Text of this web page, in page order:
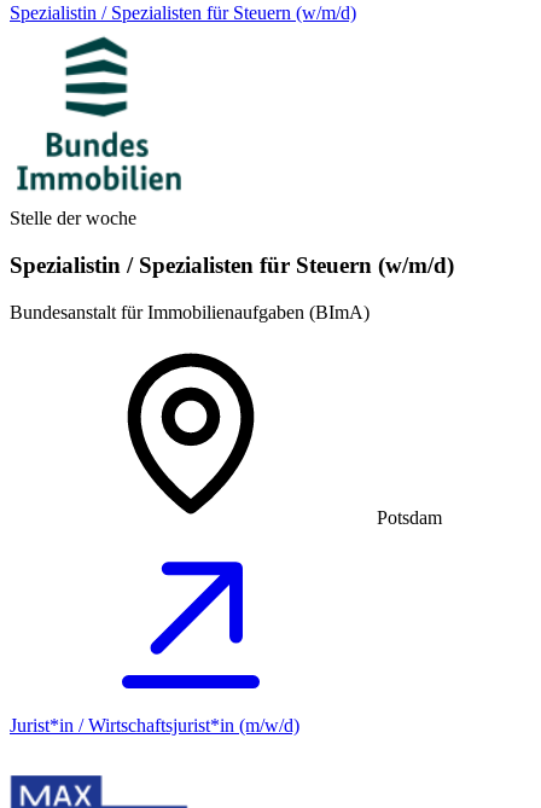
Spezialistin / Spezialisten für Steuern (w/m/d)
Stelle der woche
Spezialistin / Spezialisten für Steuern (w/m/d)
Bundesanstalt für Immobilienaufgaben (BImA)
Potsdam
Jurist*in / Wirtschafts­jurist*in (m/w/d)